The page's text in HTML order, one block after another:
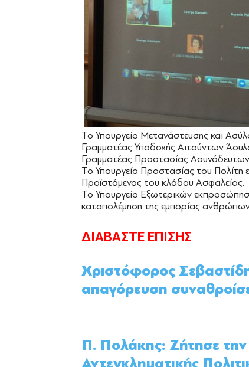
Το Υπουργείο Μετανάστευσης και
Γραμματέας Υποδοχής Αιτούντων
Γραμματέας Προστασίας Ασυνόδευτων
Το Υπουργείο Προστασίας του
Προϊστάμενος του κλάδου Ασφαλείας.
Το Υπουργείο Εξωτερικών
καταπολέμηση της εμπορίας
ΔΙΑΒΑΣΤΕ ΕΠΙΣΗΣ
Χριστόφορος
απαγόρευση
Π. Πολάκης: Ζήτησε
Αντεγκληματικής